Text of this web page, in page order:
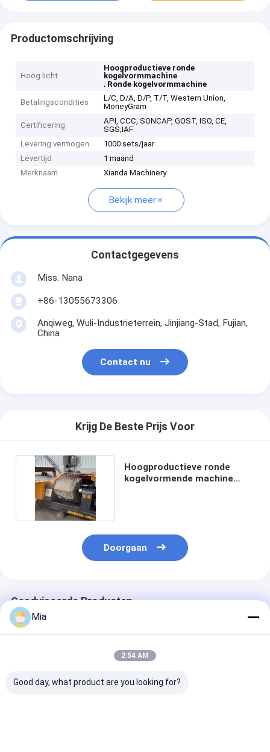
Productomschrijving
Hoog licht
Hoogproductieve ronde
kogelvormmachine
, Ronde kogelvormmachine
Betalingscondities
L/C, D/A, D/P, T/T, Western Union,
MoneyGram
Certificering
API, CCC, SONCAP, GOST, ISO, CE,
SGS;IAF
Levering vermogen
1000 sets/jaar
Levertijd
1 maand
Merknaam
Xianda Machinery
Bekijk meer
Contactgegevens
Miss. Nana
+86-13055673306
Anqiweg, Wuli-Industrieterrein, Jinjiang-Stad, Fujian,
China
Contact nu
Krijg De Beste Prijs Voor
Hoogproductieve ronde
kogelvormende machine
Doorgaan
Geadviseerde Producten
Mia
2:54 AM
Good day, what product are you looking for?